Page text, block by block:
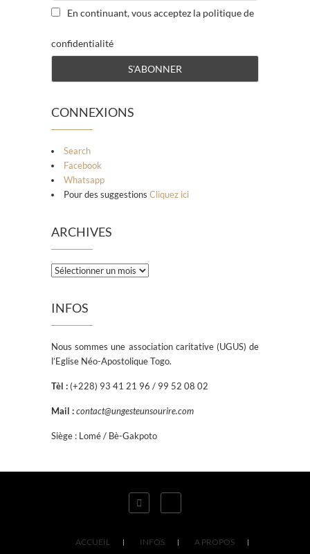
En continuant, vous acceptez la politique de
confidentialité
CONNEXIONS
Search
Facebook
Whatsapp
Pour des suggestions Cliquez ici
ARCHIVES
Archives
INFOS
Nous sommes une association caritative (UGUS) de
l’Eglise Néo-Apostolique Togo.
Tèl : (+228) 93 41 21 96 / 99 52 08 02
Mail :contact@ungesteunsourire.com
Siège : Lomé / Bè-Gakpoto
ACCUEIL INFOS A PROPOS